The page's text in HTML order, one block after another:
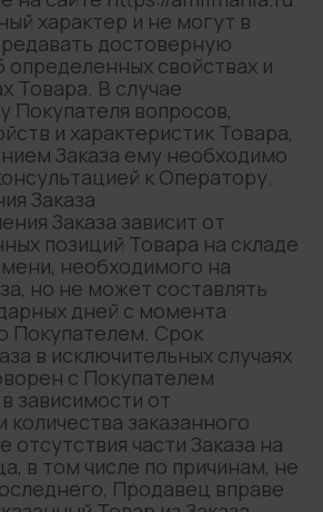
характер и не могут в
достоверную
свойствах и
Товара. В случае
Покупателя вопросов,
и характеристик Товара,
Заказа ему необходимо
к Оператору.
Заказа
Заказа зависит от
позиций Товара на складе
необходимого на
но не может составлять
дней с момента
Покупателем. Срок
в исключительных случаях
с Покупателем
зависимости от
количества заказанного
отсутствия части Заказа на
в том числе по причинам, не
Продавец вправе